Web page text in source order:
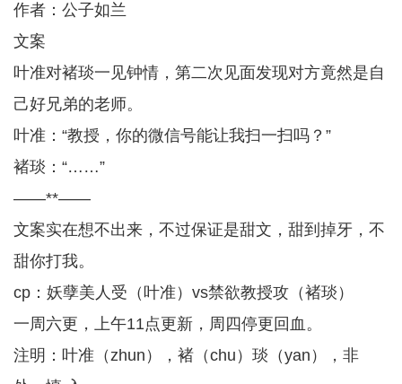
作者：公子如兰
文案
叶准对褚琰一见钟情，第二次见面发现对方竟然是自
己好兄弟的老师。
叶准：“教授，你的微信号能让我扫一扫吗？”
褚琰：“……”
——**——
文案实在想不出来，不过保证是甜文，甜到掉牙，不
甜你打我。
cp：妖孽美人受（叶准）vs禁欲教授攻（褚琰）
一周六更，上午11点更新，周四停更回血。
注明：叶准（zhun），褚（chu）琰（yan），非